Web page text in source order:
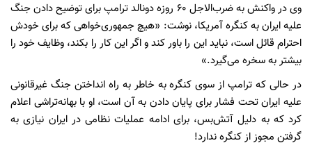
وی در واکنش به ضرب‌الاجل ۶۰ روزه دونالد ترامپ برای توضیح دادن جنگ
علیه ایران به کنگره آمریکا، نوشت: «هیچ جمهوری‌خواهی که برای خودش
احترام قائل است، نباید این را باور کند و اگر این کار را بکند، وظایف خود را
بیشتر به سخره می‌گیرد.»
در حالی که ترامپ از سوی کنگره به خاطر به راه انداختن جنگ غیرقانونی
علیه ایران تحت فشار برای پایان دادن به آن است، او با بهانه‌تراشی اعلام
کرد که به دلیل آتش‌بس، برای ادامه عملیات نظامی در ایران نیازی به
گرفتن مجوز از کنگره ندارد!